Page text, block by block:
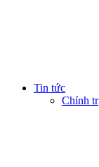
Tin tức
Chính